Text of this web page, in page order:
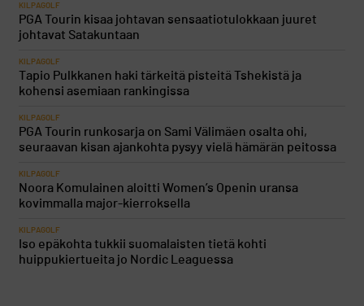
KILPAGOLF
PGA Tourin kisaa johtavan sensaatiotulokkaan juuret
johtavat Satakuntaan
KILPAGOLF
Tapio Pulkkanen haki tärkeitä pisteitä Tshekistä ja
kohensi asemiaan rankingissa
KILPAGOLF
PGA Tourin runkosarja on Sami Välimäen osalta ohi,
seuraavan kisan ajankohta pysyy vielä hämärän peitossa
KILPAGOLF
Noora Komulainen aloitti Women’s Openin uransa
kovimmalla major-kierroksella
KILPAGOLF
Iso epäkohta tukkii suomalaisten tietä kohti
huippukiertueita jo Nordic Leaguessa